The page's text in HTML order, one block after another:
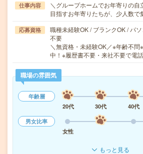
仕事内容
＼グループホームでお年寄りの自
目指すお年寄りたちが、少人数
応募資格
職種未経験OK / ブランクOK / パ
不要
＼無資格・未経験OK／※年齢不
中！※履歴書不要・来社不要で電
職場の雰囲気
年齢層
20代
30代 40代
男女比率
女性
もっと見る